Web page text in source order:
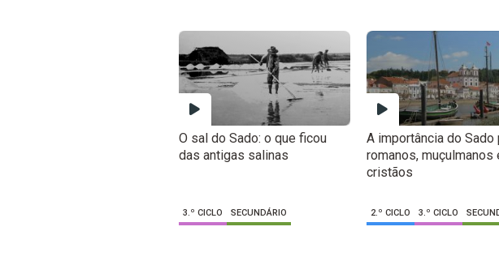
O sal do Sado: o que ficou
das antigas salinas
3.º CICLO SECUNDÁRIO
A importância do Sado
romanos, muçulmanos
cristãos
2.º CICLO 3.º CICLO